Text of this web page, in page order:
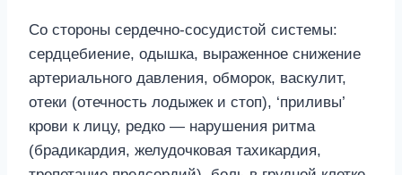
Со стороны сердечно-сосудистой системы:
сердцебиение, одышка, выраженное снижение
артериального давления, обморок, васкулит,
отеки (отечность лодыжек и стоп), ‘приливы’
крови к лицу, редко — нарушения ритма
(брадикардия, желудочковая тахикардия,